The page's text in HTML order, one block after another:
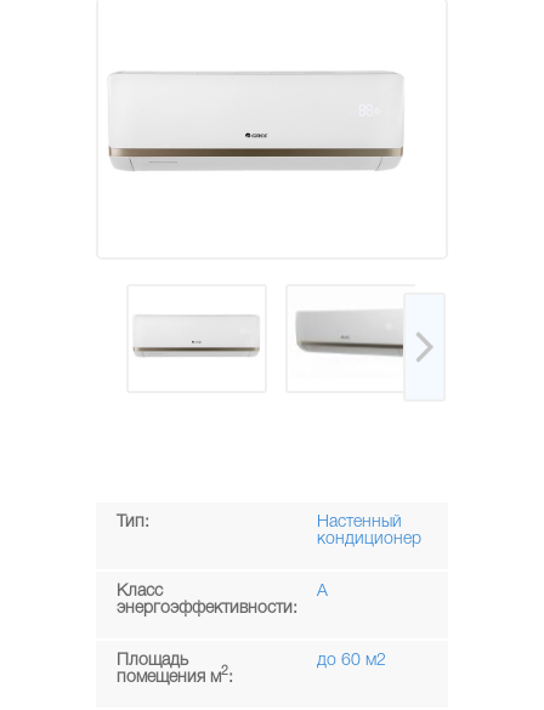
Тип:
Настенный
кондиционер
Класс
энергоэффективности:
A
Площадь
помещения м2:
до 60 м2